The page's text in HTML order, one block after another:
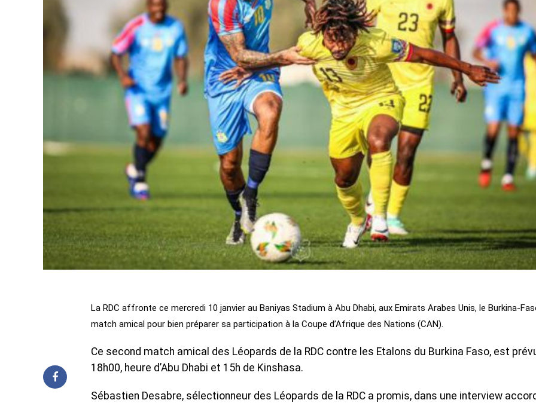
La RDC affronte ce mercredi 10 janvier au Baniyas Stadium à Abu Dhabi, aux Emirats Arabes Unis, le Burkina-
match amical pour bien préparer sa participation à la Coupe d’Afrique des Nations (CAN).
Ce second match amical des Léopards de la RDC contre les Etalons du Burkina Faso, est
18h00, heure d’Abu Dhabi et 15h de Kinshasa.
Sébastien Desabre, sélectionneur des Léopards de la RDC a promis, dans une interview